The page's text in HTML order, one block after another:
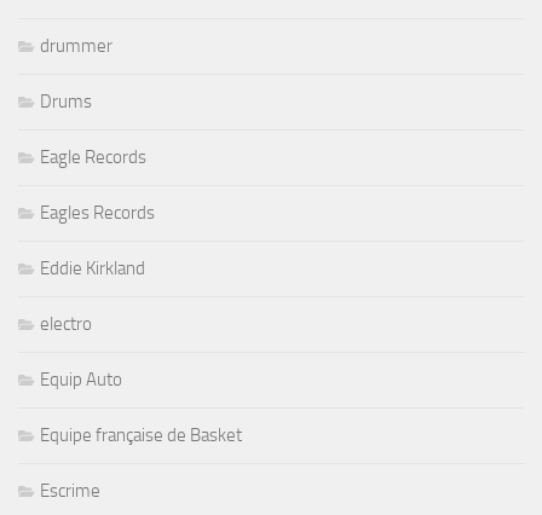
drummer
Drums
Eagle Records
Eagles Records
Eddie Kirkland
electro
Equip Auto
Equipe française de Basket
Escrime